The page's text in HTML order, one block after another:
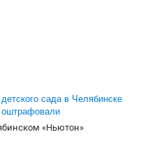
сада в Челябинске
«Ньютон»